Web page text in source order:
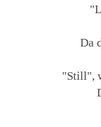
Da
"Still",